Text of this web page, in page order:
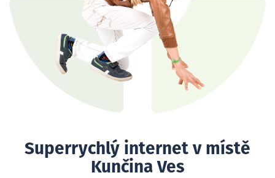
Superrychlý internet v místě
Kunčina Ves